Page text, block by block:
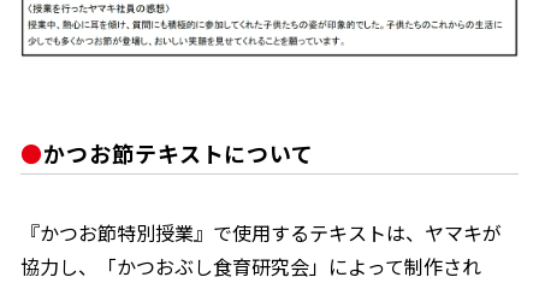
かつお節テキストについて
『かつお節特別授業』で使用するテキストは、ヤマキが
協力し、「かつおぶし食育研究会」によって制作され